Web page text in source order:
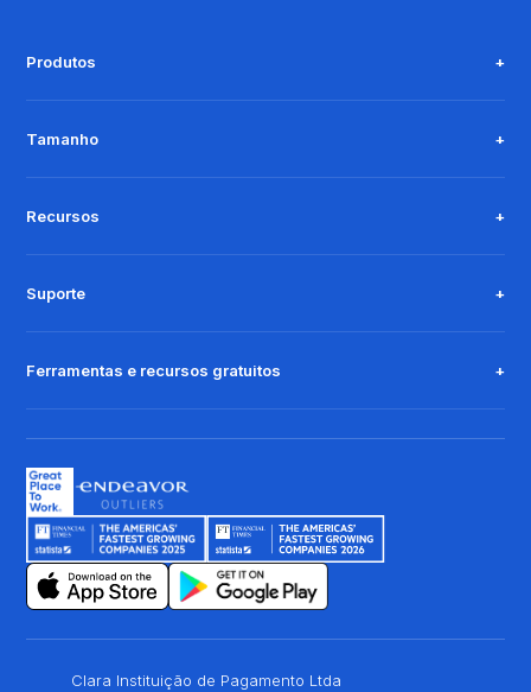
Produtos
Tamanho
Recursos
Suporte
Ferramentas e recursos gratuitos
Clara Instituição de Pagamento Ltda